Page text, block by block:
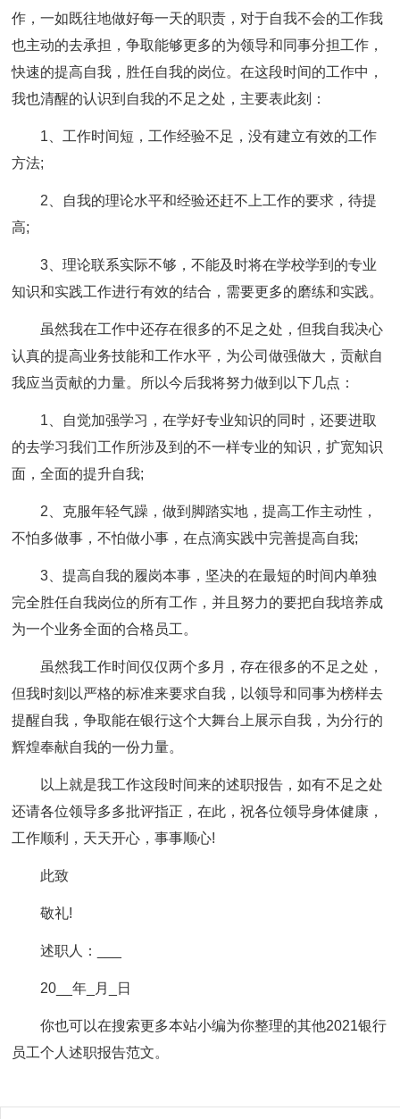
作，一如既往地做好每一天的职责，对于自我不会的工作我
也主动的去承担，争取能够更多的为领导和同事分担工作，
快速的提高自我，胜任自我的岗位。在这段时间的工作中，
我也清醒的认识到自我的不足之处，主要表此刻：
1、工作时间短，工作经验不足，没有建立有效的工作
方法;
2、自我的理论水平和经验还赶不上工作的要求，待提
高;
3、理论联系实际不够，不能及时将在学校学到的专业
知识和实践工作进行有效的结合，需要更多的磨练和实践。
虽然我在工作中还存在很多的不足之处，但我自我决心
认真的提高业务技能和工作水平，为公司做强做大，贡献自
我应当贡献的力量。所以今后我将努力做到以下几点：
1、自觉加强学习，在学好专业知识的同时，还要进取
的去学习我们工作所涉及到的不一样专业的知识，扩宽知识
面，全面的提升自我;
2、克服年轻气躁，做到脚踏实地，提高工作主动性，
不怕多做事，不怕做小事，在点滴实践中完善提高自我;
3、提高自我的履岗本事，坚决的在最短的时间内单独
完全胜任自我岗位的所有工作，并且努力的要把自我培养成
为一个业务全面的合格员工。
虽然我工作时间仅仅两个多月，存在很多的不足之处，
但我时刻以严格的标准来要求自我，以领导和同事为榜样去
提醒自我，争取能在银行这个大舞台上展示自我，为分行的
辉煌奉献自我的一份力量。
以上就是我工作这段时间来的述职报告，如有不足之处
还请各位领导多多批评指正，在此，祝各位领导身体健康，
工作顺利，天天开心，事事顺心!
此致
敬礼!
述职人：___
20__年_月_日
你也可以在搜索更多本站小编为你整理的其他2021银行
员工个人述职报告范文。